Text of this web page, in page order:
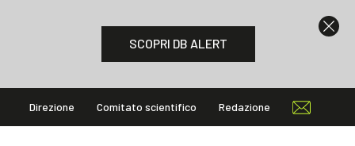
SCOPRI DB ALERT
Direzione Comitato scientifico Redazione